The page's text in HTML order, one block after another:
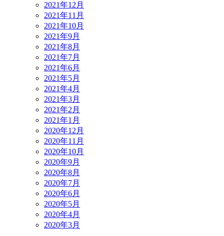
2021年12月
2021年11月
2021年10月
2021年9月
2021年8月
2021年7月
2021年6月
2021年5月
2021年4月
2021年3月
2021年2月
2021年1月
2020年12月
2020年11月
2020年10月
2020年9月
2020年8月
2020年7月
2020年6月
2020年5月
2020年4月
2020年3月